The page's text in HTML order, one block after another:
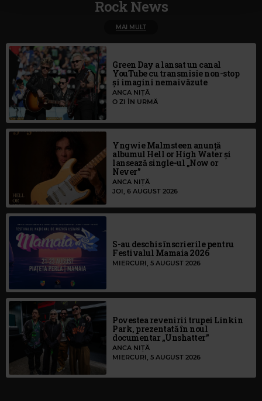
Rock News
MAI MULT
Green Day a lansat un canal
YouTube cu transmisie non-stop
și imagini nemaivăzute
ANCA NIȚĂ
O ZI ÎN URMĂ
Yngwie Malmsteen anunță
albumul Hell or High Water și
lansează single-ul „Now or
Never”
ANCA NIȚĂ
JOI, 6 AUGUST 2026
S-au deschis înscrierile pentru
Festivalul Mamaia 2026
MIERCURI, 5 AUGUST 2026
Povestea revenirii trupei Linkin
Park, prezentată în noul
documentar „Unshatter”
ANCA NIȚĂ
MIERCURI, 5 AUGUST 2026